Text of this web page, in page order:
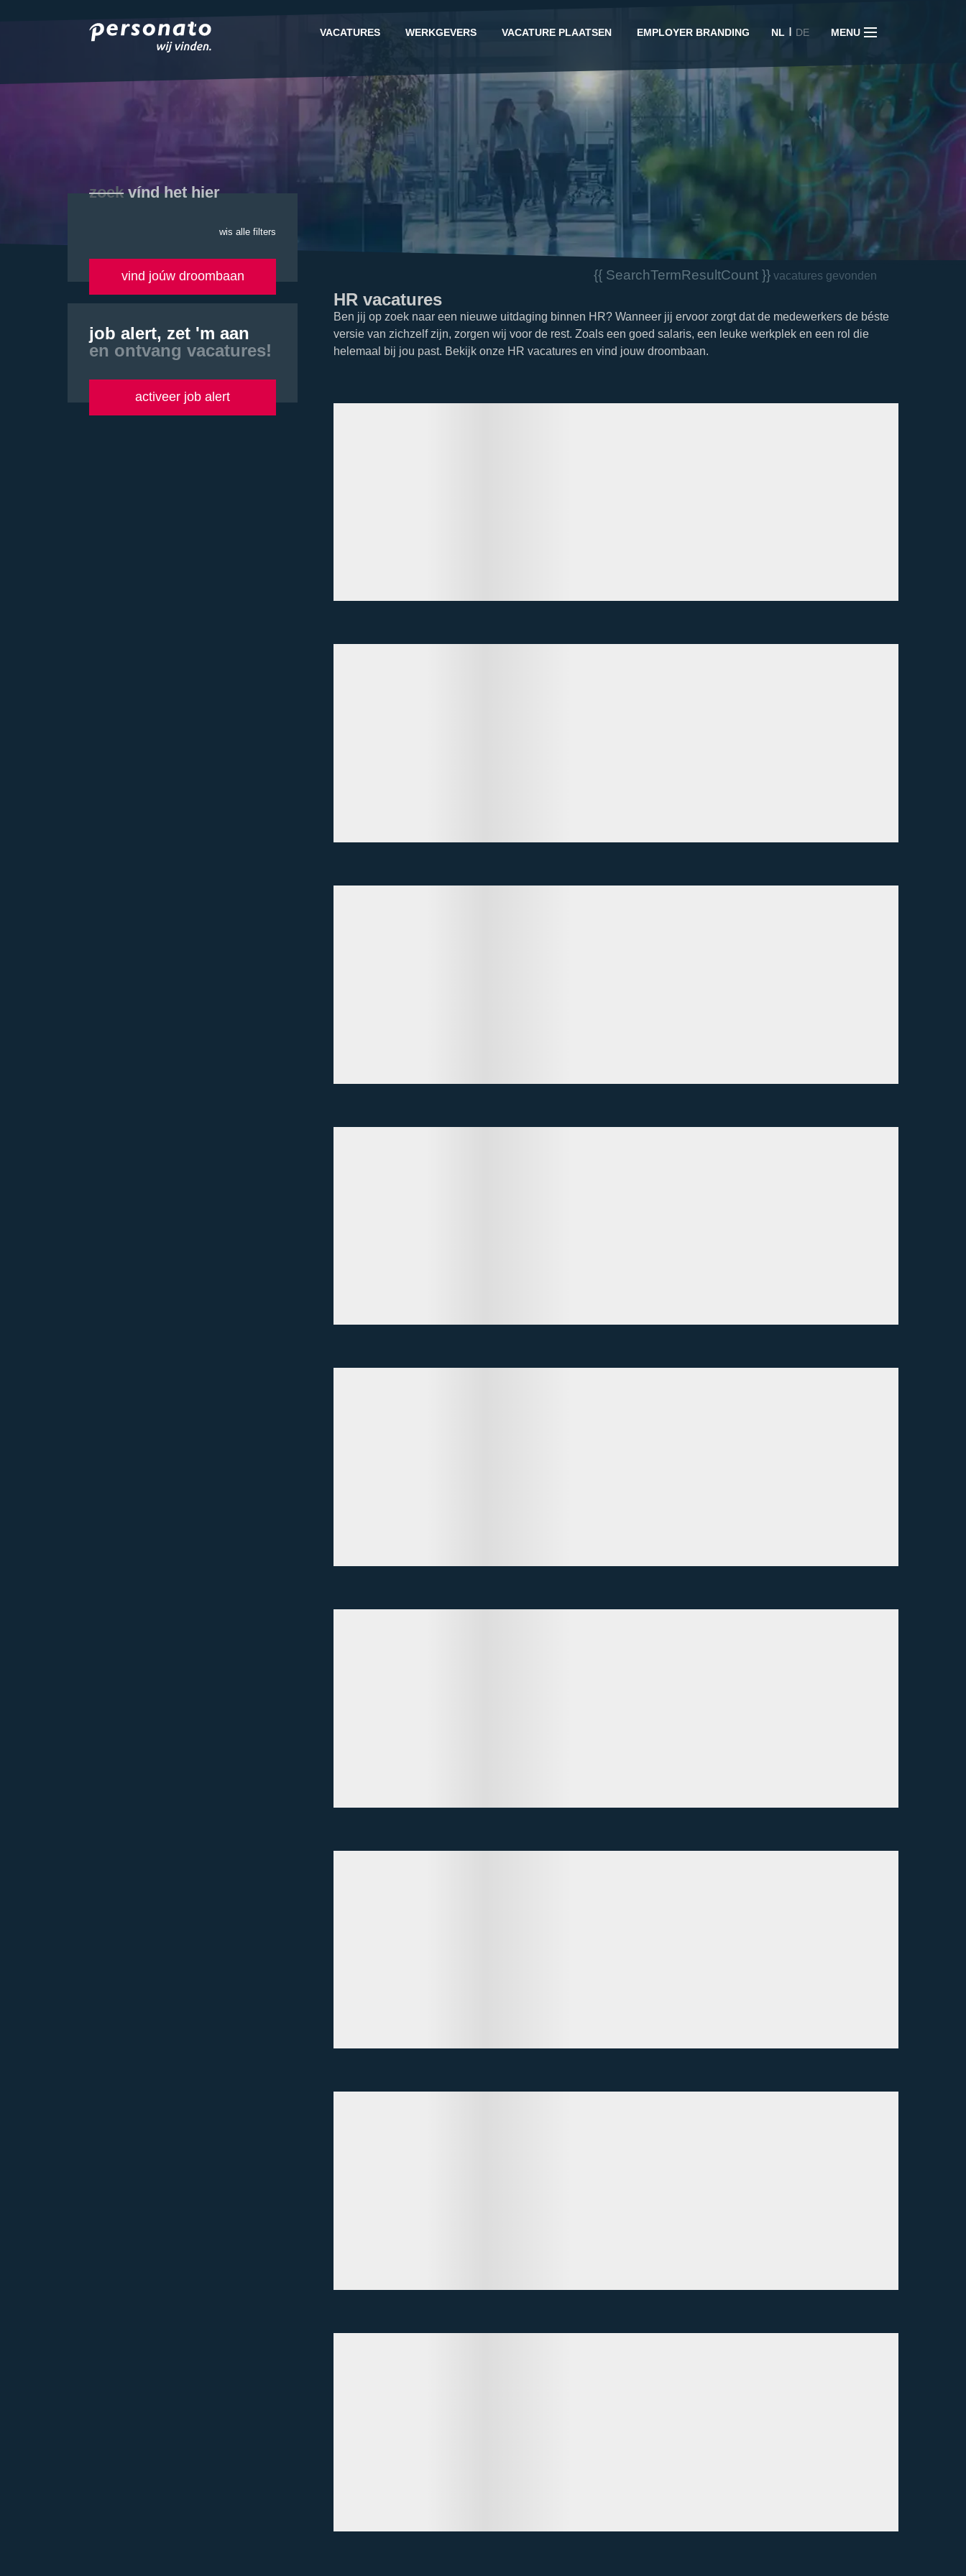
ONZE DIENSTEN
OVER PERSONATO
VACATURES WERKGEVERS VACATURE PLAATSEN EMPLOYER BRANDING NL I DE MENU
zoekvínd het hier
wis alle filters
vind joúw droombaan
job alert, zet 'm aan
en ontvang vacatures!
activeer job alert
{{ SearchTermResultCount }}vacatures gevonden
HR vacatures
Ben jij op zoek naar een nieuwe uitdaging binnen HR? Wanneer jij ervoor zorgt dat de medewerkers de béste
versie van zichzelf zijn, zorgen wij voor de rest. Zoals een goed salaris, een leuke werkplek en een rol die
helemaal bij jou past. Bekijk onze HR vacatures en vind jouw droombaan.